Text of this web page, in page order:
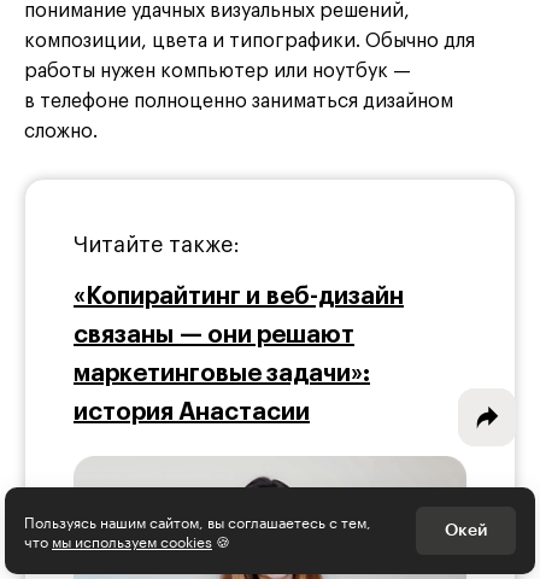
понимание удачных визуальных решений,
композиции, цвета и типографики. Обычно для
работы нужен компьютер или ноутбук —
в телефоне полноценно заниматься дизайном
сложно.
Читайте также:
«Копирайтинг и веб-дизайн
связаны — они решают
маркетинговые задачи»:
история Анастасии
Пользуясь нашим сайтом, вы соглашаетесь с тем,
что мы используем cookies 🍪 Окей
и получите 5 бесплатных курсов:
Дизайн
Разработка игр
Психология, общество
Маркетинг